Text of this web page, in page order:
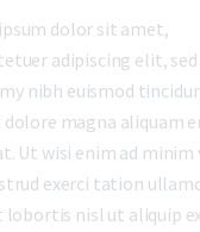
dolor sit amet,
adipiscing elit,
nibh euismod
magna aliquam
Ut wisi enim ad minim
exerci tation
lobortis nisl ut aliquip